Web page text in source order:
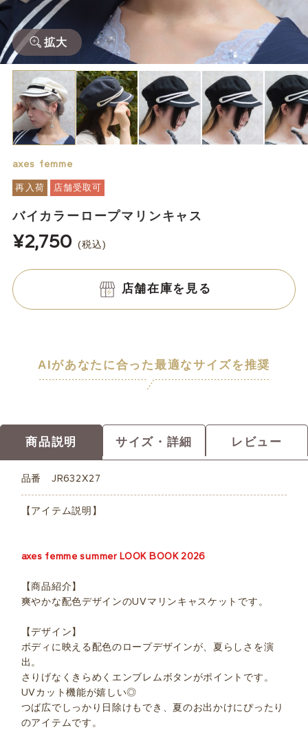
拡大
axes femme
再入荷 店舗受取可
バイカラーロープマリンキャス
¥2,750 (税込)
店舗在庫を見る
AIがあなたに合った最適なサイズを推奨
商品説明 サイズ・詳細 レビュー
品番 JR632X27
【アイテム説明】
axes femme summer LOOK BOOK 2026
【商品紹介】
爽やかな配色デザインのUVマリンキャスケットです。
【デザイン】
ボディに映える配色のロープデザインが、夏らしさを演
出。
さりげなくきらめくエンブレムボタンがポイントです。
UVカット機能が嬉しい◎
つば広でしっかり日除けもでき、夏のお出かけにぴったり
のアイテムです。